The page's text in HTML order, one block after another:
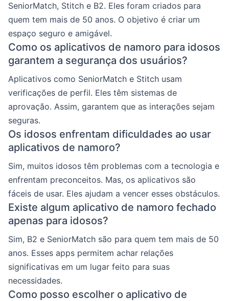
SeniorMatch, Stitch e B2. Eles foram criados para
quem tem mais de 50 anos. O objetivo é criar um
espaço seguro e amigável.
Como os aplicativos de namoro para idosos
garantem a segurança dos usuários?
Aplicativos como SeniorMatch e Stitch usam
verificações de perfil. Eles têm sistemas de
aprovação. Assim, garantem que as interações sejam
seguras.
Os idosos enfrentam dificuldades ao usar
aplicativos de namoro?
Sim, muitos idosos têm problemas com a tecnologia e
enfrentam preconceitos. Mas, os aplicativos são
fáceis de usar. Eles ajudam a vencer esses obstáculos.
Existe algum aplicativo de namoro fechado
apenas para idosos?
Sim, B2 e SeniorMatch são para quem tem mais de 50
anos. Esses apps permitem achar relações
significativas em um lugar feito para suas
necessidades.
Como posso escolher o aplicativo de